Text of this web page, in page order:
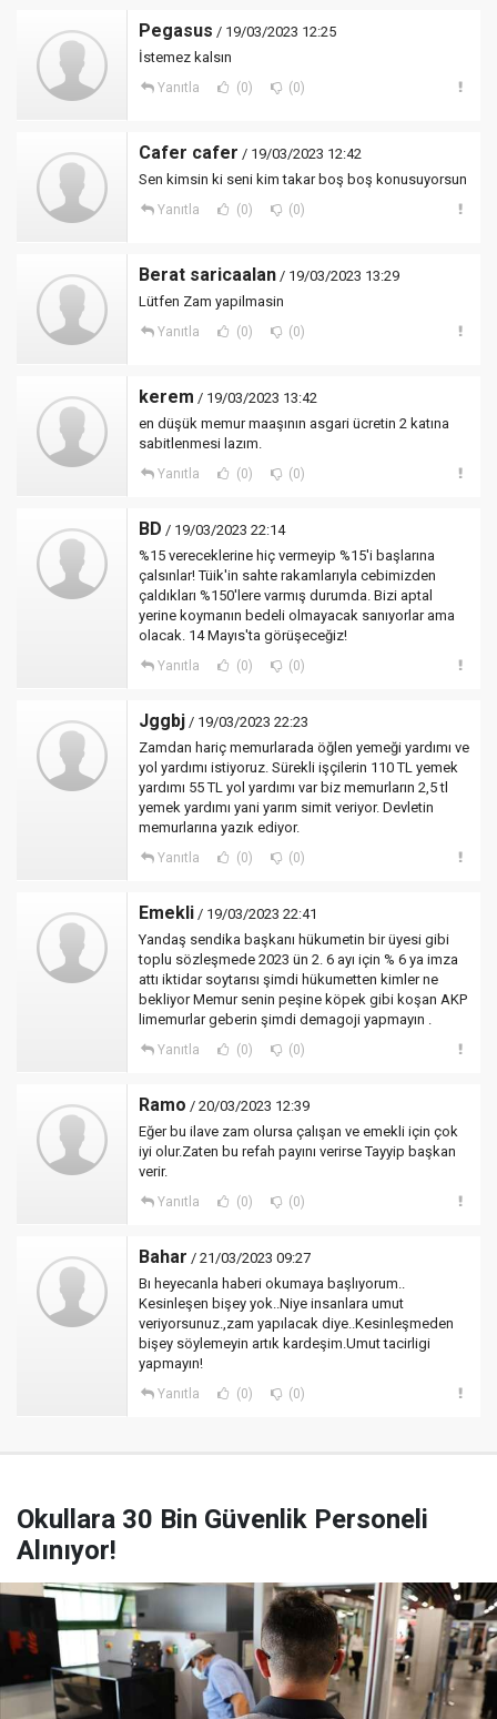
Pegasus / 19/03/2023 12:25
İstemez kalsın
Yanıtla (0) (0)
Cafer cafer / 19/03/2023 12:42
Sen kimsin ki seni kim takar boş boş konusuyorsun
Yanıtla (0) (0)
Berat saricaalan / 19/03/2023 13:29
Lütfen Zam yapilmasin
Yanıtla (0) (0)
kerem / 19/03/2023 13:42
en düşük memur maaşının asgari ücretin 2 katına
sabitlenmesi lazım.
Yanıtla (0) (0)
BD / 19/03/2023 22:14
%15 vereceklerine hiç vermeyip %15'i başlarına
çalsınlar! Tüik'in sahte rakamlarıyla cebimizden
çaldıkları %150'lere varmış durumda. Bizi aptal
yerine koymanın bedeli olmayacak sanıyorlar ama
olacak. 14 Mayıs'ta görüşeceğiz!
Yanıtla (0) (0)
Jggbj / 19/03/2023 22:23
Zamdan hariç memurlarada öğlen yemeği yardımı ve
yol yardımı istiyoruz. Sürekli işçilerin 110 TL yemek
yardımı 55 TL yol yardımı var biz memurların 2,5 tl
yemek yardımı yani yarım simit veriyor. Devletin
memurlarına yazık ediyor.
Yanıtla (0) (0)
Emekli / 19/03/2023 22:41
Yandaş sendika başkanı hükumetin bir üyesi gibi
toplu sözleşmede 2023 ün 2. 6 ayı için % 6 ya imza
attı iktidar soytarısı şimdi hükumetten kimler ne
bekliyor Memur senin peşine köpek gibi koşan AKP
limemurlar geberin şimdi demagoji yapmayın .
Yanıtla (0) (0)
Ramo / 20/03/2023 12:39
Eğer bu ilave zam olursa çalışan ve emekli için çok
iyi olur.Zaten bu refah payını verirse Tayyip başkan
verir.
Yanıtla (0) (0)
Bahar / 21/03/2023 09:27
Bı heyecanla haberi okumaya başlıyorum..
Kesinleşen bişey yok..Niye insanlara umut
veriyorsunuz.,zam yapılacak diye..Kesinleşmeden
bişey söylemeyin artık kardeşim.Umut tacirligi
yapmayın!
Yanıtla (0) (0)
Okullara 30 Bin Güvenlik Personeli
Alınıyor!